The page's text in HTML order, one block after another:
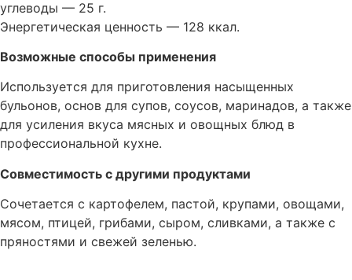
углеводы — 25 г.
Энергетическая ценность — 128 ккал.
Возможные способы применения
Используется для приготовления насыщенных
бульонов, основ для супов, соусов, маринадов, а также
для усиления вкуса мясных и овощных блюд в
профессиональной кухне.
Совместимость с другими продуктами
Сочетается с картофелем, пастой, крупами, овощами,
мясом, птицей, грибами, сыром, сливками, а также с
пряностями и свежей зеленью.